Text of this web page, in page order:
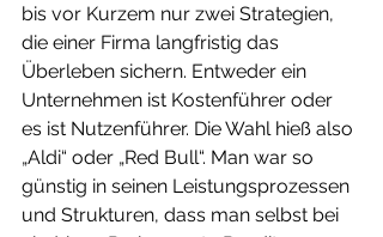
bis vor Kurzem nur zwei Strategien,
die einer Firma langfristig das
Überleben sichern. Entweder ein
Unternehmen ist Kostenführer oder
es ist Nutzenführer. Die Wahl hieß also
„Aldi“ oder „Red Bull“. Man war so
günstig in seinen Leistungsprozessen
und Strukturen, dass man selbst bei